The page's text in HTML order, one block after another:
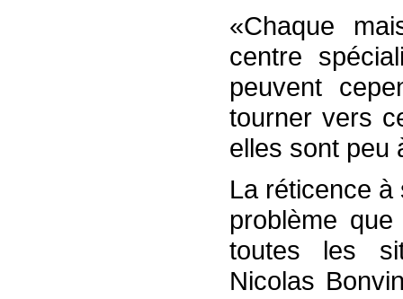
«Chaque
centre
peuvent
tourner vers
elles sont peu
La réticence à
problème
toutes les
Nicolas